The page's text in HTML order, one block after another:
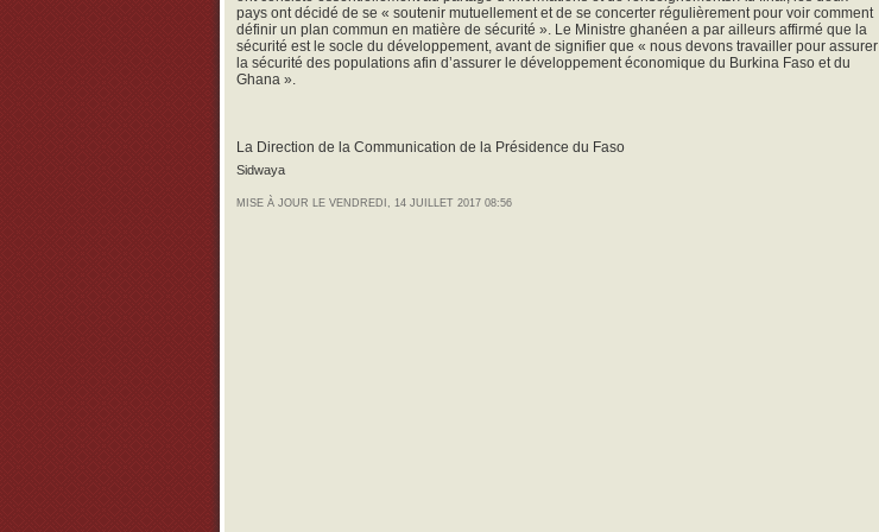
pays ont décidé de se « soutenir mutuellement et de se concerter régulièrement pour voir comment
définir un plan commun en matière de sécurité ». Le Ministre ghanéen a par ailleurs affirmé que la
sécurité est le socle du développement, avant de signifier que « nous devons travailler pour assurer
la sécurité des populations afin d’assurer le développement économique du Burkina Faso et du
Ghana ».
La Direction de la Communication de la Présidence du Faso
Sidwaya
MISE À JOUR LE VENDREDI, 14 JUILLET 2017 08:56